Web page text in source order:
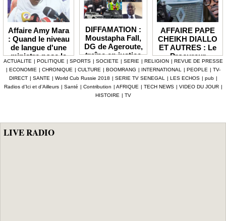
Affaire Amy Mara
: Quand le niveau
de langue d'une
ministre pose la
question de la
compétence et de
la crédibilité de
l'État
DIFFAMATION :
Moustapha Fall,
DG de Ageroute,
traîne en justice
l’ex DRH Cheikh
Amet Tidiane
Thiam
AFFAIRE PAPE
CHEIKH DIALLO
ET AUTRES : Le
Procureur
interjette appel et
maintient en
prison ceux qui
ont été placés
ACTUALITE | POLITIQUE | SPORTS | SOCIETE | SERIE | RELIGION | REVUE DE PRESSE
| ECONOMIE | CHRONIQUE | CULTURE | BOOMRANG | INTERNATIONAL | PEOPLE | TV-
DIRECT | SANTE | World Cub Russie 2018 | SERIE TV SENEGAL | LES ECHOS | pub |
Radios d’Ici et d’Ailleurs | Santé | Contribution | AFRIQUE | TECH NEWS | VIDEO DU JOUR |
HISTOIRE | TV
LIVE RADIO